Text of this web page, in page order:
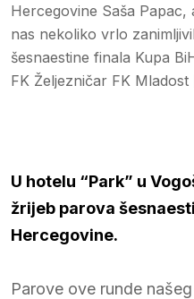
Hercegovine Saša
nas nekoliko vrlo
šesnaestine finala Kupa
FK Željezničar FK
U hotelu “Park” u
žrijeb parova
Hercegovine.
Parove ove runde